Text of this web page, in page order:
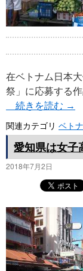
在ベトナム日本
祭」に応募する
続きを読む →
関連カテゴリ ベト
愛知県は女子
2018年7月2日